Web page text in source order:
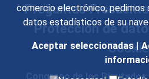
comercio electrónico, pedimos
datos estadísticos de su
Aceptar seleccionadas |
Preguntas
Protección de
Congreso de los Diputados